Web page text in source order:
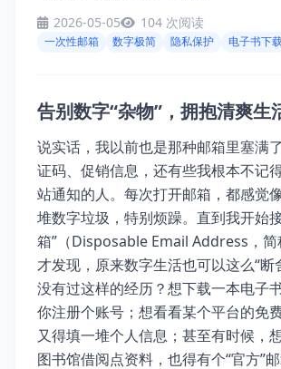
2026-05-05 104 次阅读
一次性邮箱 数字极简 隐私保护 电子书下
告别数字“杂物”，拥抱清爽生
说实话，我以前也是那种邮箱里塞满
证码、促销信息，还有些我根本不记
站通知的人。每次打开邮箱，都感觉
堆数字垃圾，特别烦躁。直到我开始
箱”（Disposable Email Address，简
才发现，原来数字生活也可以这么“断
没有过这样的经历？想下载一本电子
你注册个账号；想看看某个平台的免
又得填一堆个人信息；甚至有时候，
图书馆借阅点资料，也得有个“官方”